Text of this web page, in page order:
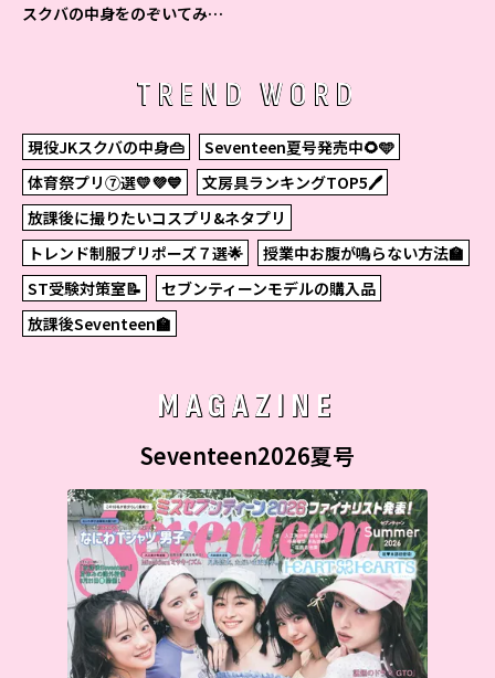
スクバの中身をのぞいてみ
TREND WORD
現役JKスクバの中身👜
Seventeen夏号発売中🌻🩵
体育祭プリ⑦選💛💜💙
文房具ランキングTOP5🖊
放課後に撮りたいコスプリ&ネタプリ
トレンド制服プリポーズ７選🌟
授業中お腹が鳴らない方法🏫
ST受験対策室📝
セブンティーンモデルの購入品
放課後Seventeen🏫
MAGAZINE
Seventeen2026夏号